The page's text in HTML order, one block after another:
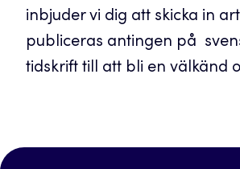
inbjuder vi dig att skicka in
publiceras antingen på
tidskrift till att bli en välkänd